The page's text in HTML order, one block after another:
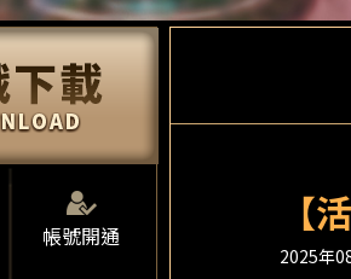
帳號開通 【
2025年